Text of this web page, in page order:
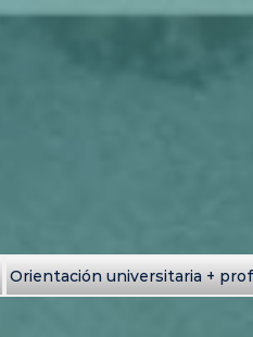
Orientación universitaria +